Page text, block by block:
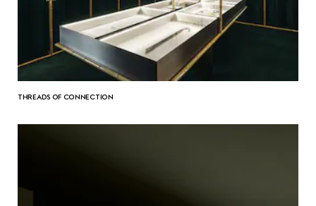
THREADS OF CONNECTION